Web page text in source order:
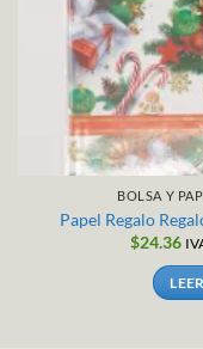
BOLSA Y
Papel Regalo
$24.36